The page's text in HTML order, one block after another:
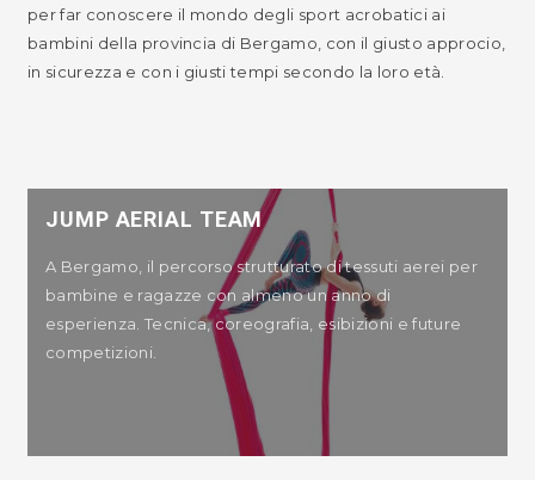
per far conoscere il mondo degli sport acrobatici ai
bambini della provincia di Bergamo, con il giusto approcio,
in sicurezza e con i giusti tempi secondo la loro età.
JUMP AERIAL TEAM
A Bergamo, il percorso strutturato di tessuti aerei per
bambine e ragazze con almeno un anno di
esperienza. Tecnica, coreografia, esibizioni e future
competizioni.